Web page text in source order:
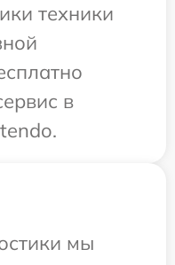
техники
в
мы